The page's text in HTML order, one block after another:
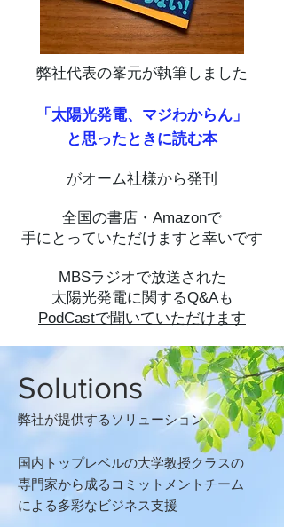
弊社代表の峯元が執筆しました
「太陽光発電、マジわからん」
と思ったときに読む本
がオーム社様から発刊
全国の​書店・ Amazonで
手にとっていただけますと幸いです
MBSラジオで放送された
太陽光発電に関するQ&Aも
PodCastで聞いていただけます
Solutions
弊社が提供するソリューション
国内トップレベルの大学教授クラスの
専門家から成る コミットメントチーム
による多彩なビジネス支援